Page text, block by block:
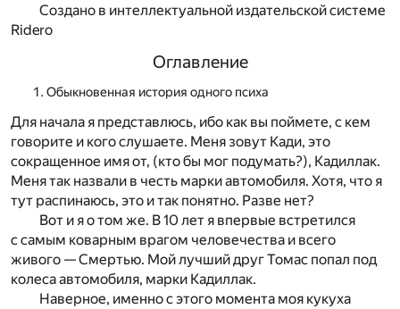
Создано в интеллектуальной издательской системе
Ridero
Оглавление
Обыкновенная история одного психа
Для начала я представлюсь, ибо как вы поймете, с кем
говорите и кого слушаете. Меня зовут Кади, это
сокращенное имя от, (кто бы мог подумать?), Кадиллак.
Меня так назвали в честь марки автомобиля. Хотя, что я
тут распинаюсь, это и так понятно. Разве нет?
Вот и я о том же. В 10 лет я впервые встретился
с самым коварным врагом человечества и всего
живого — Смертью. Мой лучший друг Томас попал под
колеса автомобиля, марки Кадиллак.
Наверное, именно с этого момента моя кукуха